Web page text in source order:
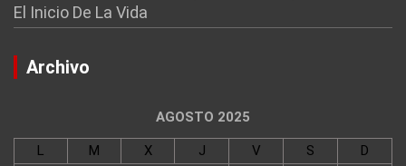
El Inicio De La Vida
Archivo
AGOSTO 2025
L M X J V S
D